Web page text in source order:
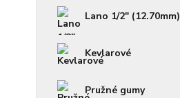
Lano 1/2" (12.70mm)
Kevlarové
Pružné gumy